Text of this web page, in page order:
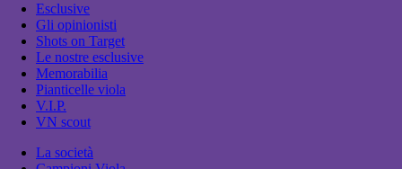
Esclusive
Gli opinionisti
Shots on Target
Le nostre esclusive
Memorabilia
Pianticelle viola
V.I.P.
VN scout
La società